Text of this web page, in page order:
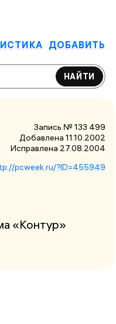
ДОБАВИТЬ
НАЙТИ
Запись № 133 499
Добавлена 11.10.2002
Исправлена 27.08.2004
pcweek.ru/?ID=455949
«Контур»